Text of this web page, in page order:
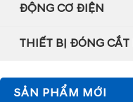
ĐỘNG CƠ ĐIỆN
THIẾT BỊ ĐÓNG CẮT
SẢN PHẨM MỚI